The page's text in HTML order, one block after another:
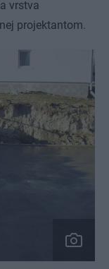
vrstva
projektantom.